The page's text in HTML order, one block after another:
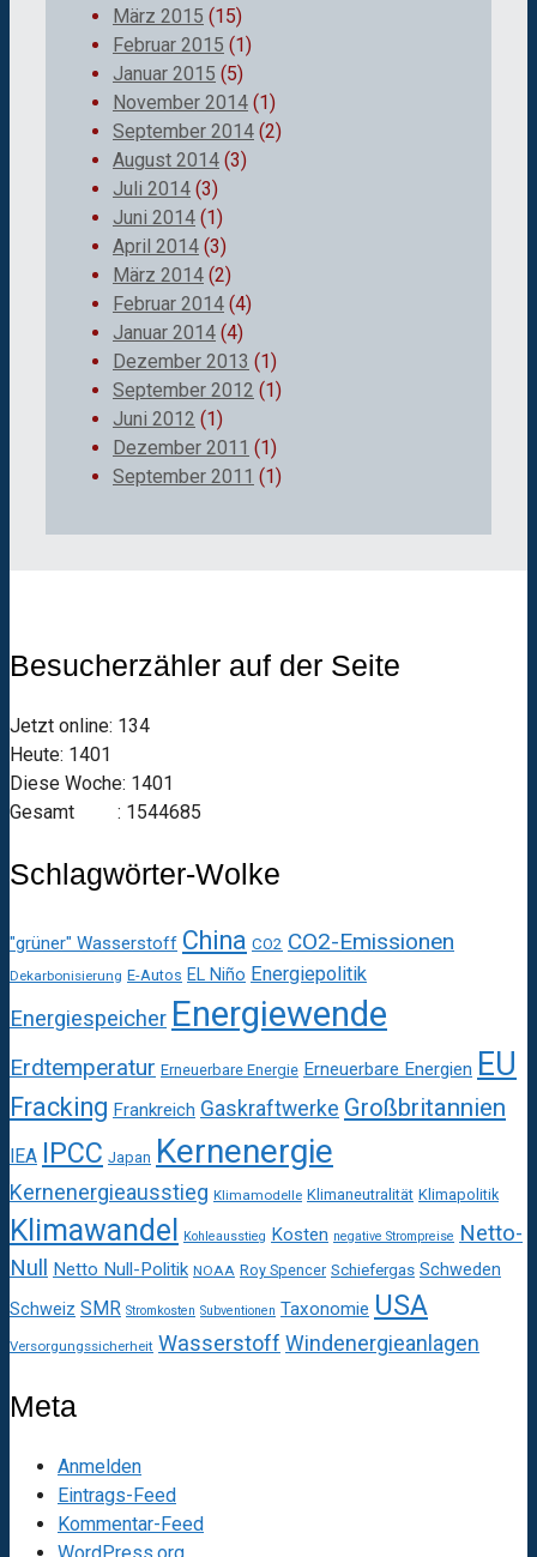
März 2015 (15)
Februar 2015 (1)
Januar 2015 (5)
November 2014 (1)
September 2014 (2)
August 2014 (3)
Juli 2014 (3)
Juni 2014 (1)
April 2014 (3)
März 2014 (2)
Februar 2014 (4)
Januar 2014 (4)
Dezember 2013 (1)
September 2012 (1)
Juni 2012 (1)
Dezember 2011 (1)
September 2011 (1)
Besucherzähler auf der Seite
Jetzt online: 134
Heute: 1401
Diese Woche: 1401
Gesamt : 1544685
Schlagwörter-Wolke
"grüner" Wasserstoff China CO2 CO2-Emissionen
Dekarbonisierung E-Autos EL Niño Energiepolitik
Energiespeicher Energiewende
Erdtemperatur Erneuerbare Energie Erneuerbare Energien EU
Fracking Frankreich Gaskraftwerke Großbritannien
IEA IPCC Japan Kernenergie
Kernenergieausstieg Klimamodelle Klimaneutralität Klimapolitik
Klimawandel Kohleausstieg Kosten negative Strompreise Netto-
Null
Netto Null-Politik NOAA Roy Spencer Schiefergas Schweden
Schweiz SMR Stromkosten Subventionen Taxonomie USA
Versorgungssicherheit Wasserstoff Windenergieanlagen
Meta
Anmelden
Eintrags-Feed
Kommentar-Feed